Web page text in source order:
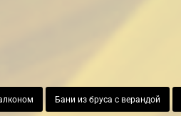
Бани из бруса с верандой